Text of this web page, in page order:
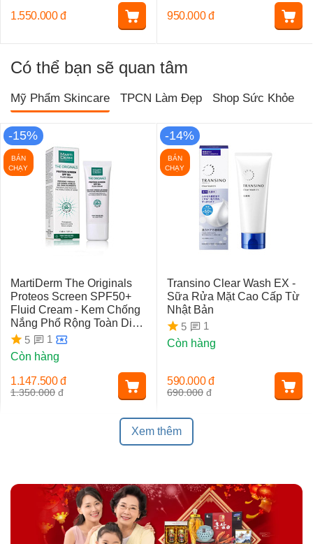
1.550.000 đ 950.000 đ
Có thể bạn sẽ quan tâm
Mỹ Phẩm Skincare TPCN Làm Đẹp Shop Sức Khỏe
-15%
BÁN
CHẠY
MartiDerm The Originals
Proteos Screen SPF50+
Fluid Cream - Kem Chống
Nắng Phổ Rộng Toàn Diện
Ngừa Lão Hóa, Nám Da
5
1
Còn hàng
1.350.000 đ
1.147.500 đ
-14%
BÁN
CHẠY
Transino Clear Wash EX -
Sữa Rửa Mặt Cao Cấp Từ
Nhật Bản
5
1
Còn hàng
690.000 đ
590.000 đ
Xem thêm